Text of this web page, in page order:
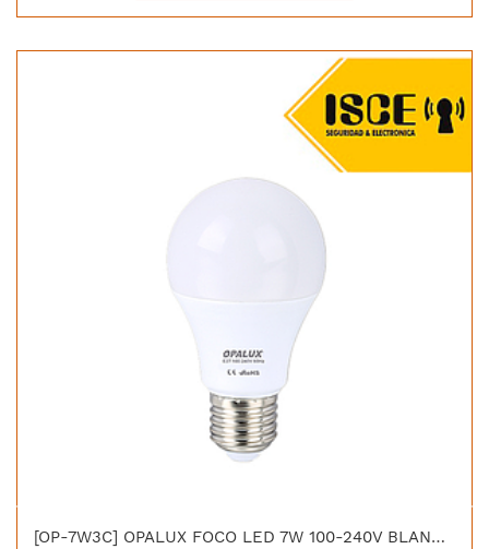
[OP-7W3C] OPALUX FOCO LED 7W 100-240V BLANCO 630LM 6500K